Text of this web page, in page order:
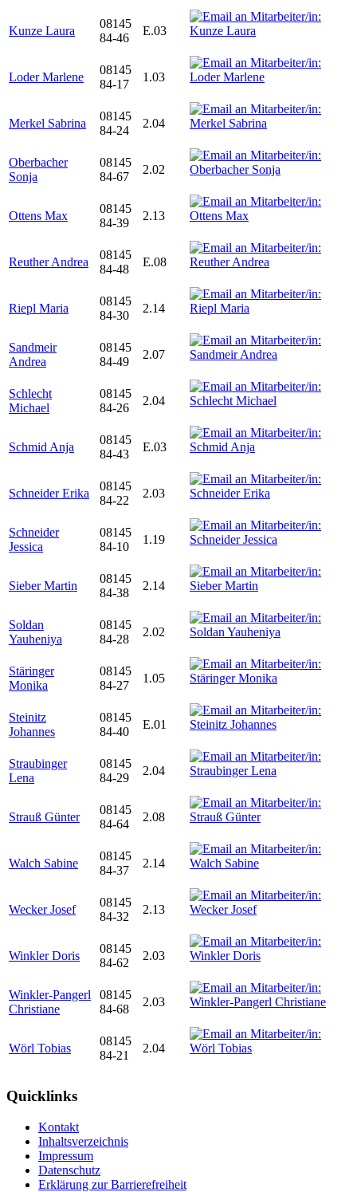
Kunze Laura
08145
84-46
E.03
Loder Marlene
08145
84-17
1.03
Merkel Sabrina
08145
84-24
2.04
Oberbacher
Sonja
08145
84-67
2.02
Ottens Max
08145
84-39
2.13
Reuther Andrea
08145
84-48
E.08
Riepl Maria
08145
84-30
2.14
Sandmeir
Andrea
08145
84-49
2.07
Schlecht
Michael
08145
84-26
2.04
Schmid Anja
08145
84-43
E.03
Schneider Erika
08145
84-22
2.03
Schneider
Jessica
08145
84-10
1.19
Sieber Martin
08145
84-38
2.14
Soldan
Yauheniya
08145
84-28
2.02
Stäringer
Monika
08145
84-27
1.05
Steinitz
Johannes
08145
84-40
E.01
Straubinger
Lena
08145
84-29
2.04
Strauß Günter
08145
84-64
2.08
Walch Sabine
08145
84-37
2.14
Wecker Josef
08145
84-32
2.13
Winkler Doris
08145
84-62
2.03
Winkler-Pangerl
Christiane
08145
84-68
2.03
Wörl Tobias
08145
84-21
2.04
Quicklinks
Kontakt
Inhaltsverzeichnis
Impressum
Datenschutz
Erklärung zur Barrierefreiheit